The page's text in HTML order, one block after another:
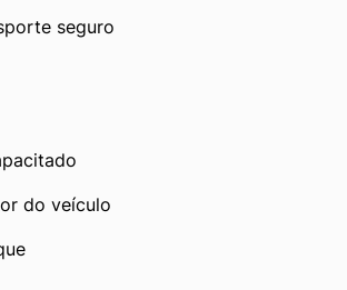
seguro
do veículo